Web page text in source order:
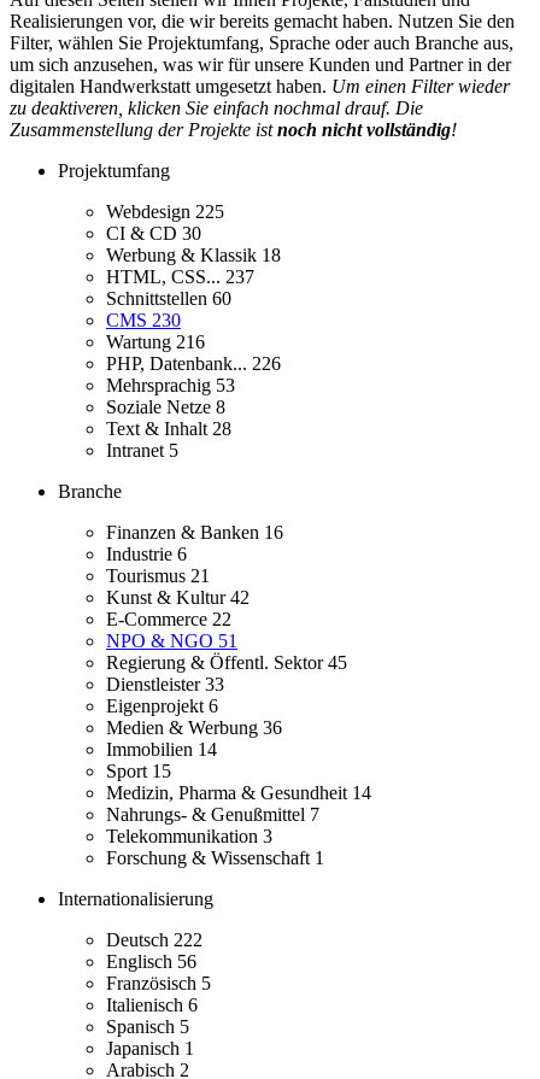
Realisierungen vor, die wir bereits gemacht haben. Nutzen Sie den
Filter, wählen Sie Projektumfang, Sprache oder auch Branche aus,
um sich anzusehen, was wir für unsere Kunden und Partner in der
digitalen Handwerkstatt umgesetzt haben. Um einen Filter wieder
zu deaktiveren, klicken Sie einfach nochmal drauf. Die
Zusammenstellung der Projekte istnoch nicht vollständig!
Projektumfang
Webdesign 225
CI & CD 30
Werbung & Klassik 18
HTML, CSS... 237
Schnittstellen 60
CMS 230
Wartung 216
PHP, Datenbank... 226
Mehrsprachig 53
Soziale Netze 8
Text & Inhalt 28
Intranet 5
Branche
Finanzen & Banken 16
Industrie 6
Tourismus 21
Kunst & Kultur42
E-Commerce 22
NPO & NGO 51
Regierung & Öffentl. Sektor45
Dienstleister33
Eigenprojekt 6
Medien & Werbung 36
Immobilien 14
Sport 15
Medizin, Pharma & Gesundheit 14
Nahrungs- & Genußmittel 7
Telekommunikation 3
Forschung & Wissenschaft 1
Internationalisierung
Deutsch 222
Englisch 56
Französisch 5
Italienisch 6
Spanisch 5
Japanisch 1
Arabisch 2